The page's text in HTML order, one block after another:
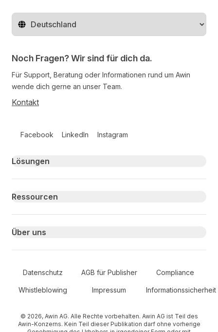
Region ändern
Noch Fragen? Wir sind für dich da.
Für Support, Beratung oder Informationen rund um Awin
wende dich gerne an unser Team.
Kontakt
Facebook LinkedIn Instagram
Primary footer navigation
Lösungen
Ressourcen
Über uns
Secondary Footer Navigation
Datenschutz AGB für Publisher Compliance
Whistleblowing Impressum Informationssicherheit
© 2026, Awin AG. Alle Rechte vorbehalten. Awin AG ist Teil des
Awin-Konzerns. Kein Teil dieser Publikation darf ohne vorherige